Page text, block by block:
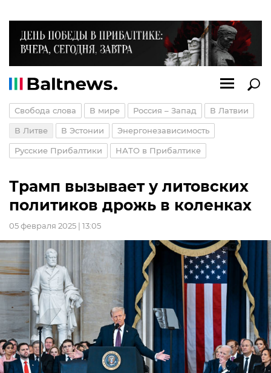
Свобода слова В мире Россия – Запад В Латвии
В Литве В Эстонии Энергонезависимость
Русские Прибалтики НАТО в Прибалтике
Трамп вызывает у литовских
политиков дрожь в коленках
05 февраля 2025 | 13:05